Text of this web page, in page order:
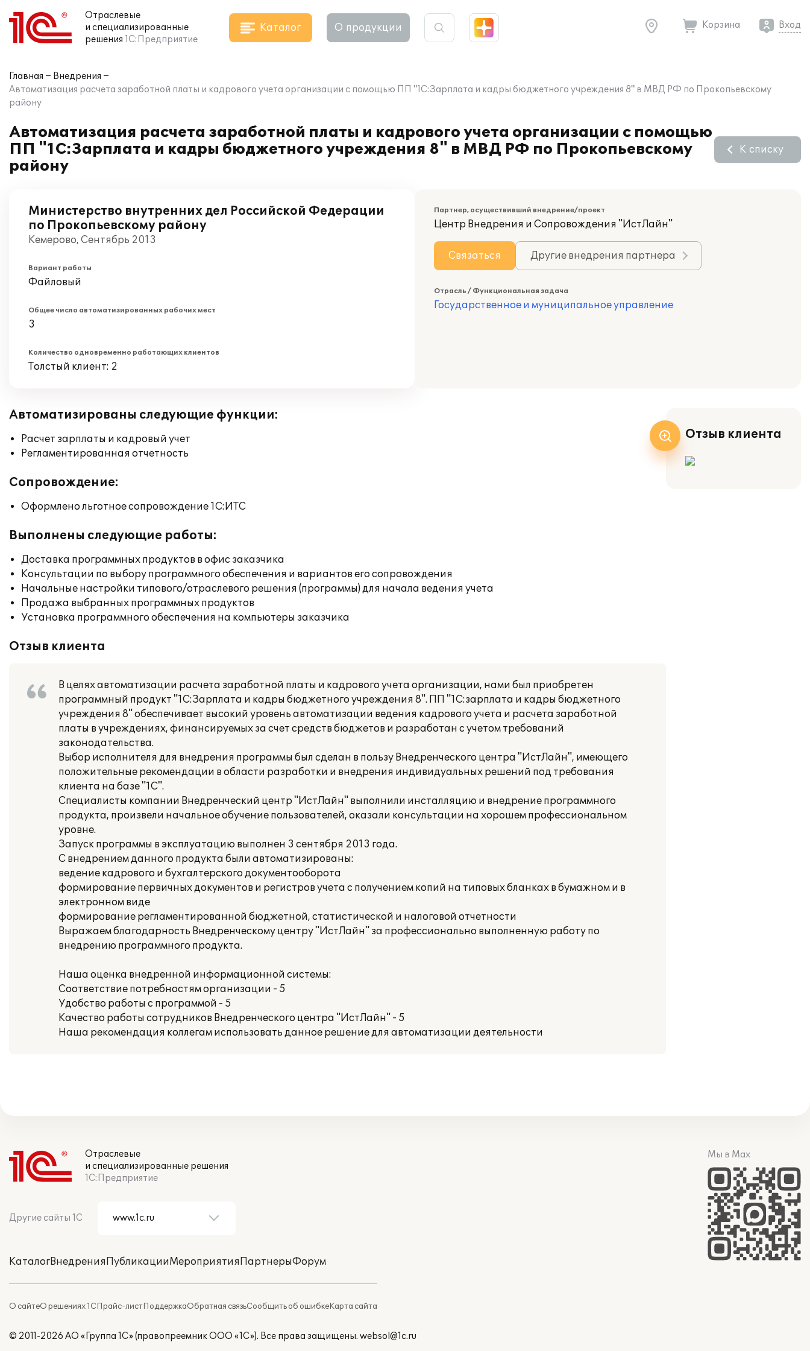
Отраслевые
и специализированные
решения 1С:Предприятие
Каталог О продукции Корзина Вход
Главная
Внедрения
Автоматизация расчета заработной платы и кадрового учета организации с помощью ПП "1С:Зарплата и кадры бюджетного учреждения 8" в МВД РФ по Прокопьевскому
району
Автоматизация расчета заработной платы и кадрового учета организации с помощью
ПП "1С:Зарплата и кадры бюджетного учреждения 8" в МВД РФ по Прокопьевскому
району
К списку
Министерство внутренних дел Российской Федерации
по Прокопьевскому району
Кемерово, Сентябрь 2013
Вариант работы
Файловый
Общее число автоматизированных рабочих мест
3
Количество одновременно работающих клиентов
Толстый клиент: 2
Партнер, осуществивший внедрение/проект
Центр Внедрения и Сопровождения "ИстЛайн"
Связаться Другие внедрения партнера
Отрасль / Функциональная задача
Государственное и муниципальное управление
Автоматизированы следующие функции:
Расчет зарплаты и кадровый учет
Регламентированная отчетность
Сопровождение:
Оформлено льготное сопровождение 1С:ИТС
Выполнены следующие работы:
Доставка программных продуктов в офис заказчика
Консультации по выбору программного обеспечения и вариантов его сопровождения
Начальные настройки типового/отраслевого решения (программы) для начала ведения учета
Продажа выбранных программных продуктов
Установка программного обеспечения на компьютеры заказчика
Отзыв клиента
В целях автоматизации расчета заработной платы и кадрового учета организации, нами был приобретен
программный продукт "1С:Зарплата и кадры бюджетного учреждения 8". ПП "1С:зарплата и кадры бюджетного
учреждения 8" обеспечивает высокий уровень автоматизации ведения кадрового учета и расчета заработной
платы в учреждениях, финансируемых за счет средств бюджетов и разработан с учетом требований
законодательства.
Выбор исполнителя для внедрения программы был сделан в пользу Внедренческого центра "ИстЛайн", имеющего
положительные рекомендации в области разработки и внедрения индивидуальных решений под требования
клиента на базе "1С".
Специалисты компании Внедренческий центр "ИстЛайн" выполнили инсталляцию и внедрение программного
продукта, произвели начальное обучение пользователей, оказали консультации на хорошем профессиональном
уровне.
Запуск программы в эксплуатацию выполнен 3 сентября 2013 года.
С внедрением данного продукта были автоматизированы:
ведение кадрового и бухгалтерского документооборота
формирование первичных документов и регистров учета с получением копий на типовых бланках в бумажном и в
электронном виде
формирование регламентированной бюджетной, статистической и налоговой отчетности
Выражаем благодарность Внедренческому центру "ИстЛайн" за профессионально выполненную работу по
внедрению программного продукта.
Наша оценка внедренной информационной системы:
Соответствие потребностям организации - 5
Удобство работы с программой - 5
Качество работы сотрудников Внедренческого центра "ИстЛайн" - 5
Наша рекомендация коллегам использовать данное решение для автоматизации деятельности
Отзыв клиента
Отраслевые
и специализированные решения
1С:Предприятие
Другие сайты 1С
КаталогВнедренияПубликацииМероприятияПартнерыФорум
О сайтеО решениях 1СПрайс-листПоддержкаОбратная связьСообщить об ошибкеКарта сайта
Мы в Max
© 2011-2026 АО «Группа 1С» (правопреемник ООО «1С»). Все права защищены. websol@1c.ru